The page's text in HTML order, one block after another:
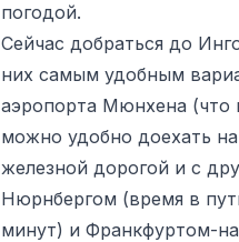
погодой.
Сейчас добраться до
них самым удобным
аэропорта Мюнхена (что
можно удобно доехать
железной дорогой и с
Нюрнбергом (время в
минут) и Франкфуртом-